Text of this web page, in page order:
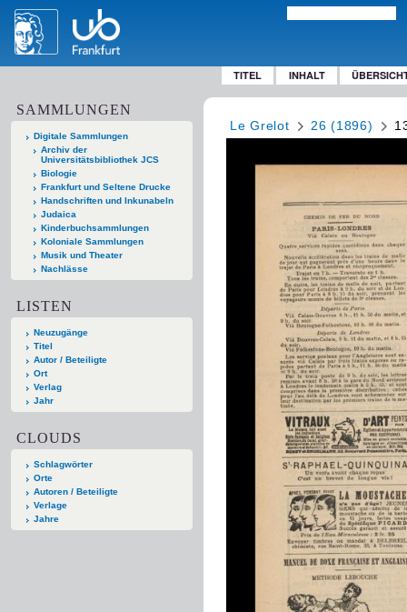
TITEL INHALT
SAMMLUNGEN
Digitale Sammlungen
Archiv der
Universitätsbibliothek JCS
Biologie
Frankfurt und Seltene Drucke
Handschriften und Inkunabeln
Judaica
Kinderbuchsammlungen
Koloniale Sammlungen
Musik und Theater
Nachlässe
LISTEN
Neuzugänge
Titel
Autor / Beteiligte
Ort
Verlag
Jahr
CLOUDS
Schlagwörter
Orte
Autoren / Beteiligte
Verlage
Jahre
Le Grelot 26 (1896)